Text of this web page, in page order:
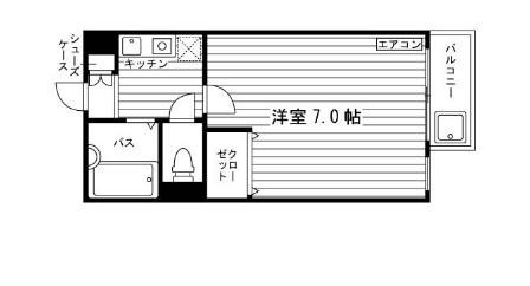
京都精華大学(大学院) 電車
11分
修学院（叡山電鉄本線10分）→京都精華大前→（徒歩1分）
→京都精華大学
大谷大学(大学院)
自転車
14分